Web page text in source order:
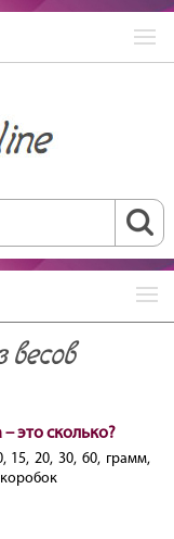
– это сколько?
15, 20, 30, 60, грамм,